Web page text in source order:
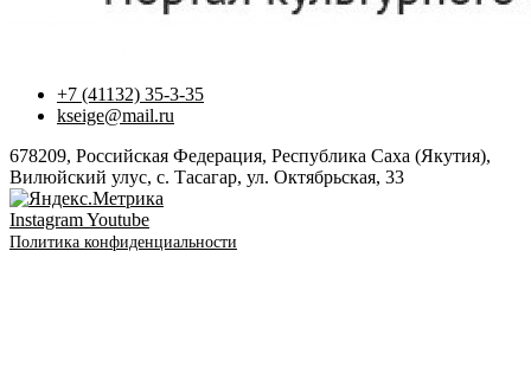
+7 (41132) 35-3-35
kseige@mail.ru
678209, Российская Федерация, Республика Саха (Якутия),
Вилюйский улус, с. Тасагар, ул. Октябрьская, 33
InstagramYoutube
Политика конфиденциальности